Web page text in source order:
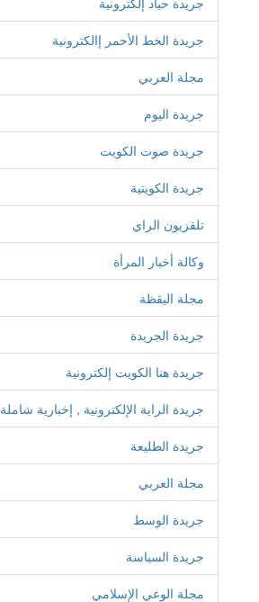
جريدة الخط الأحمر إالكترونية
مجلة العربي
جريدة اليوم
جريدة صوت الكويت
جريدة الكويتية
تلفزيون الراي
وكالة أخبار المرأة
مجلة اليقظة
جريدة الجريدة
جريدة هنا الكويت إلكترونية
جريدة الراية الإلكترونية , إخبارية
جريدة الطليعة
مجلة العربي
جريدة الوسط
جريدة السياسة
مجلة الوعي الإسلامي